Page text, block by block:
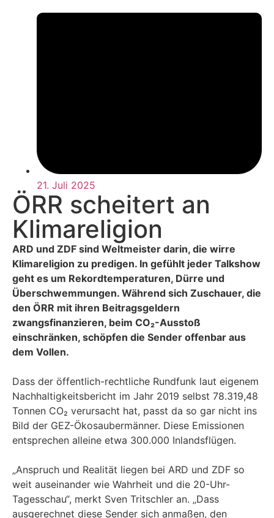
21. Juli 2025
ÖRR scheitert an
Klimareligion
ARD und ZDF sind Weltmeister darin, die wirre
Klimareligion zu predigen. In gefühlt jeder Talkshow
geht es um Rekordtemperaturen, Dürre und
Überschwemmungen. Während sich Zuschauer, die
den ÖRR mit ihren Beitragsgeldern
zwangsfinanzieren, beim CO₂-Ausstoß
einschränken, schöpfen die Sender offenbar aus
dem Vollen.
Dass der öffentlich-rechtliche Rundfunk laut eigenem
Nachhaltigkeitsbericht im Jahr 2019 selbst 78.319,48
Tonnen CO₂ verursacht hat, passt da so gar nicht ins
Bild der GEZ-Ökosaubermänner. Diese Emissionen
entsprechen alleine etwa 300.000 Inlandsflügen.
„Anspruch und Realität liegen bei ARD und ZDF so
weit auseinander wie Wahrheit und die 20-Uhr-
Tagesschau“, merkt Sven Tritschler an. „Dass
ausgerechnet diese Sender sich anmaßen, den